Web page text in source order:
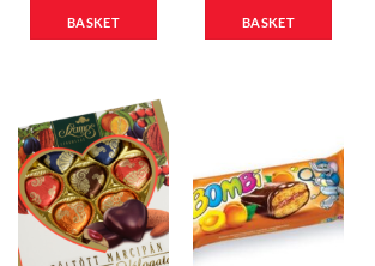
BASKET
BASKET